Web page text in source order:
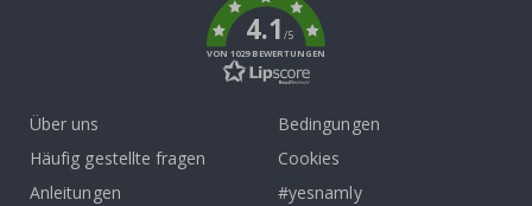
4.1/5
VON 1029 BEWERTUNGEN
Über uns
Häufig gestellte fragen
Anleitungen
Bedingungen
Cookies
#yesnamly